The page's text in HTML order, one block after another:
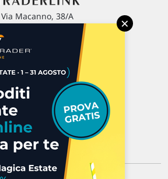
Via Macanno, 38/A
02 452 460 401
Chi siamo
e segnalazioni
Contattaci
×